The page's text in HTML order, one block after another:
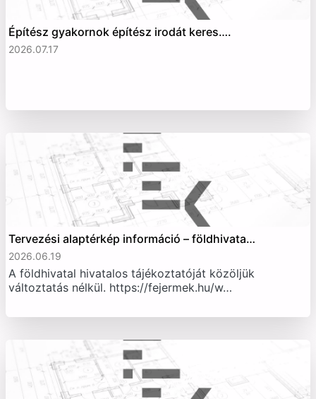
Építész gyakornok építész irodát keres….
2026.07.17
Tervezési alaptérkép információ – földhivata…
2026.06.19
A földhivatal hivatalos tájékoztatóját közöljük
változtatás nélkül. https://fejermek.hu/w…